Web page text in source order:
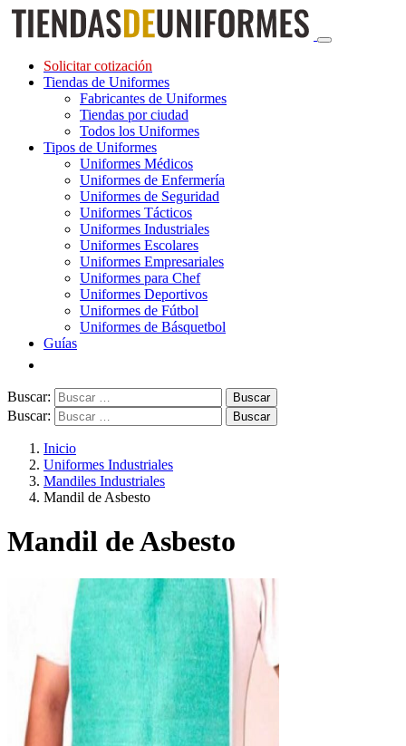
Solicitar cotización
Tiendas de Uniformes
Fabricantes de Uniformes
Tiendas por ciudad
Todos los Uniformes
Tipos de Uniformes
Uniformes Médicos
Uniformes de Enfermería
Uniformes de Seguridad
Uniformes Tácticos
Uniformes Industriales
Uniformes Escolares
Uniformes Empresariales
Uniformes para Chef
Uniformes Deportivos
Uniformes de Fútbol
Uniformes de Básquetbol
Guías
Buscar:
Buscar:
Inicio
Uniformes Industriales
Mandiles Industriales
Mandil de Asbesto
Mandil de Asbesto